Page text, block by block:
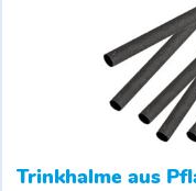
Trinkhalme aus